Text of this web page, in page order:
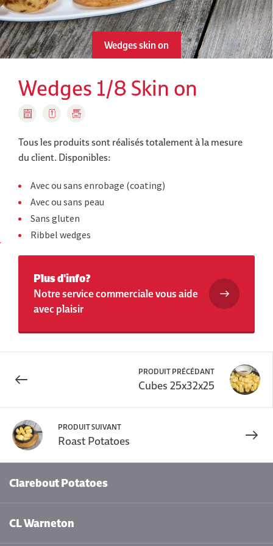
Wedges skin on
Wedges 1/8 Skin on
Tous les produits sont réalisés totalement à la mesure
du client. Disponibles:
Avec ou sans enrobage (coating)
Avec ou sans peau
Sans gluten
Ribbel wedges
Plus d'info?
Notre service commerciale vous aide
avec plaisir
PRODUIT PRÉCÉDANT
Cubes 25x32x25
PRODUIT SUIVANT
Roast Potatoes
Clarebout Potatoes
CL Warneton